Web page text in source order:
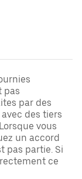
pas
par des
des tiers
vous
un accord
pas partie. Si
ce